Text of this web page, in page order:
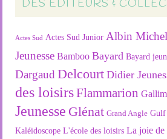
DES ÉDITEURS &
Actes Sud Actes Sud Junior Albin Michel
Jeunesse Bamboo Bayard Bayard
Dargaud Delcourt Didier
des loisirsFlammarion
Jeunesse Glénat Grand Angle Gulf
Kaléidoscope L'école des loisirs La joie de